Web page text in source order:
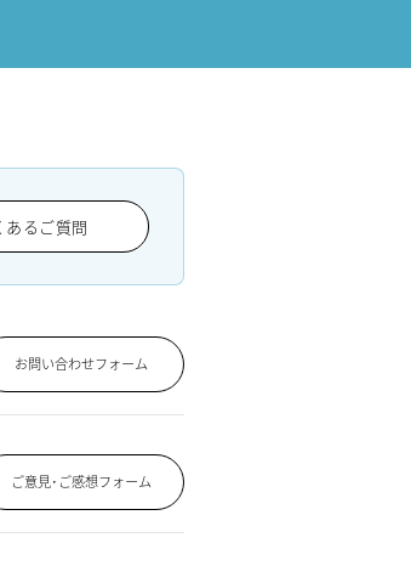
あるご質問
お問い合わせフォーム
ご意見･ご感想フォーム